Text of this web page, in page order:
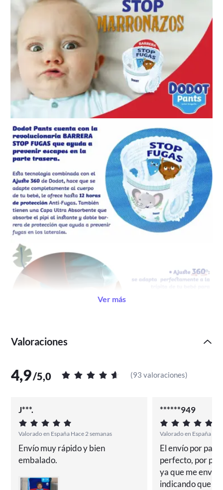
Ver más
Valoraciones
4,9/5,0 (93 valoraciones)
J***.
Valorado en España Hace 2 semanas
Envío muy rápido y bien
embalado.
******949
Valorado en España
El envío por
perfecto, por
ya que me
indicando que